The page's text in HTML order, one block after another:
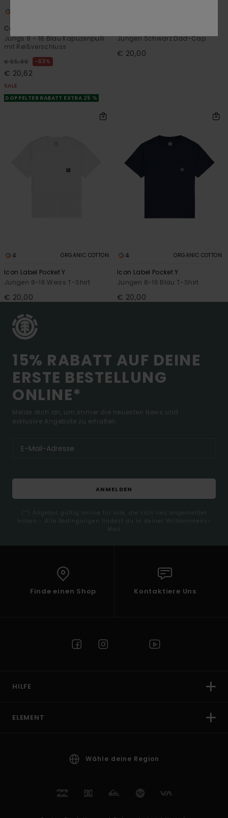
Cornell Classic
Jungs 8 - 16 Blau Kapuzenpulli
mit Reißverschluss
€ 55,00 63%
€ 20,62
SALE
DOPPELTER RABATT EXTRA 25 %
Jungen Schwarz Dad-Cap
€ 20,00
4 ORGANIC COTTON
Icon Label Pocket Y
Jungen 8-16 Weiss T-Shirt
€ 20,00
4 ORGANIC COTTON
Icon Label Pocket Y
Jungen 8-16 Blau T-Shirt
€ 20,00
15% RABATT AUF DEINE
ERSTE BESTELLUNG
ONLINE*
Melde dich an, um immer die neuesten News und
exklusive Angebote zu erhalten.
ANMELDEN
(*) Angebot gültig online für alle, die sich neu angemeldet
haben - Alle Bedingungen findest du in deiner Willkommens-
Mail
Finde einen Shop Kontaktiere Uns
HILFE
ELEMENT
Wähle deine Region